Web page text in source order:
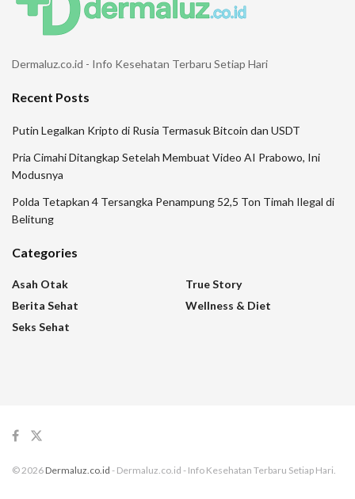
Dermaluz.co.id - Info Kesehatan Terbaru Setiap Hari
Recent Posts
Putin Legalkan Kripto di Rusia Termasuk Bitcoin dan USDT
Pria Cimahi Ditangkap Setelah Membuat Video AI Prabowo, Ini
Modusnya
Polda Tetapkan 4 Tersangka Penampung 52,5 Ton Timah Ilegal di
Belitung
Categories
Asah Otak
Berita Sehat
Seks Sehat
True Story
Wellness & Diet
© 2026 Dermaluz.co.id - Dermaluz.co.id - Info Kesehatan Terbaru Setiap Hari.